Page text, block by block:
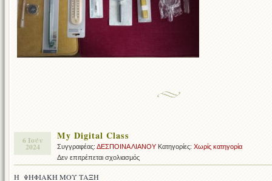
6 Ιούν
2024
My Digital Class
Συγγραφέας: ΔΕΣΠΟΙΝΑ ΛΙΑΝΟΥ Κατηγορίες: Χωρίς κατηγορία
Δεν επιτρέπεται σχολιασμόςστο
My
Η ΨΗΦΙΑΚΗ ΜΟΥ ΤΑΞΗ